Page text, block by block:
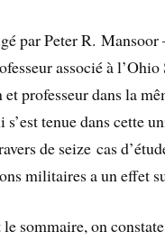
par Peter R.
associé à
professeur dans la
s’est tenue dans cette
de seize cas
militaires a un effet
sommaire, on